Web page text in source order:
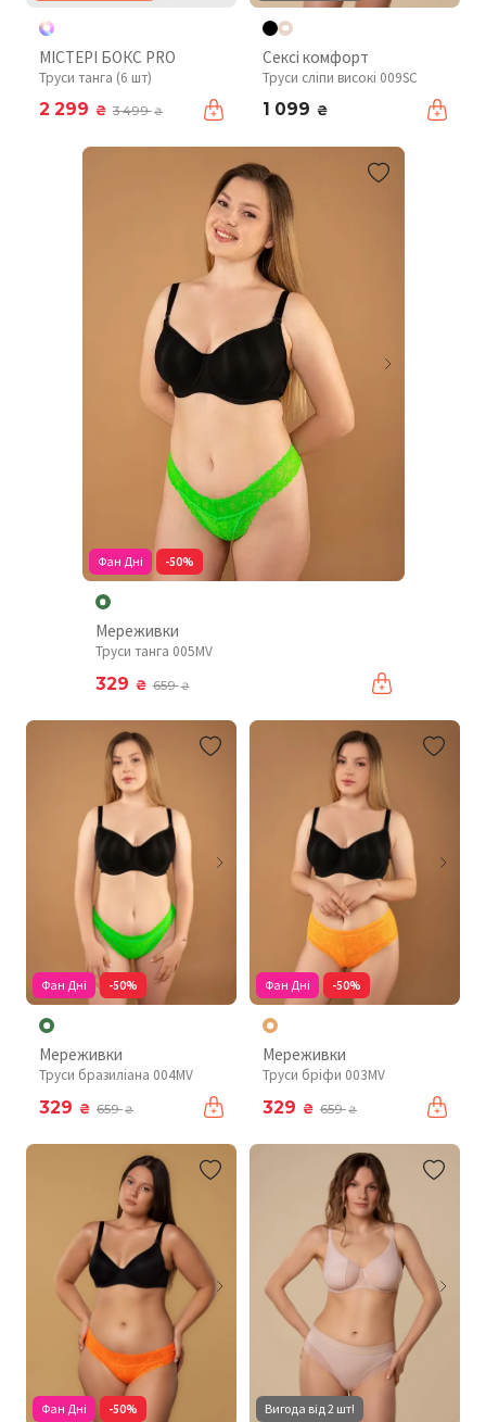
МІСТЕРІ БОКС PRO
Труси танга (6 шт)
2 299 ₴ 3 499₴
Сексі комфорт
Труси сліпи високі 009SC
1 099 ₴
Фан Дні -50%
Мереживки
Труси танга 005MV
329 ₴ 659₴
Фан Дні -50%
Мереживки
Труси бразиліана 004MV
329 ₴ 659₴
Фан Дні -50%
Мереживки
Труси бріфи 003MV
329 ₴ 659₴
Фан Дні -50% Вигода від 2 шт!